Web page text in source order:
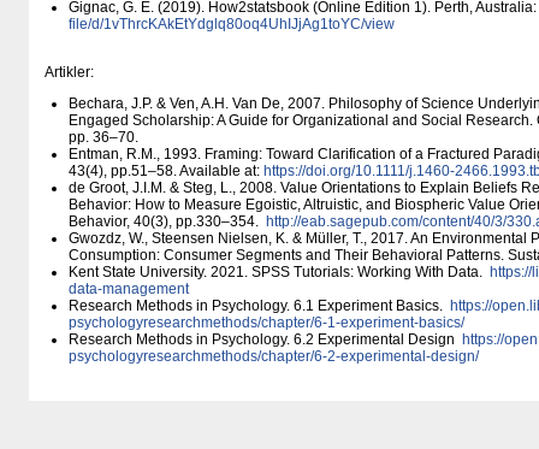
Gignac, G. E. (2019). How2statsbook (Online Edition 1). Perth,
file/​​d/​​1vThrcKAkEtYdglq80oq4UhIJjAg1toYC/​​view
Artikler:
Bechara, J.P. & Ven, A.H. Van De, 2007. Philosophy of Science
Engaged Scholarship: A Guide for Organizational and Social Research.
pp. 36–70.
Entman, R.M., 1993. Framing: Toward Clarification of a Fractured
43(4), pp.51–58. Available at: https:/​/​doi.org/​10.1111/​j.1460-
de Groot, J.I.M. & Steg, L., 2008. Value Orientations to Explain Beliefs
Behavior: How to Measure Egoistic, Altruistic, and Biospheric Value
Behavior, 40(3), pp.330–354. http:/​​/​​eab.sagepub.com/​​content/​​40/​​3/​​
Gwozdz, W., Steensen Nielsen, K. & Müller, T., 2017. An Environmental
Consumption: Consumer Segments and Their Behavioral Patterns.
Kent State University. 2021. SPSS Tutorials: Working With Data. https:/​​/​​
data-management
Research Methods in Psychology. 6.1 Experiment Basics. https:/​​/​​
psychologyresearchmethods/​​chapter/​​6-1-experiment-basics/​​
Research Methods in Psychology. 6.2 Experimental Design https:/​​/​​
psychologyresearchmethods/​​chapter/​​6-2-experimental-design/​​